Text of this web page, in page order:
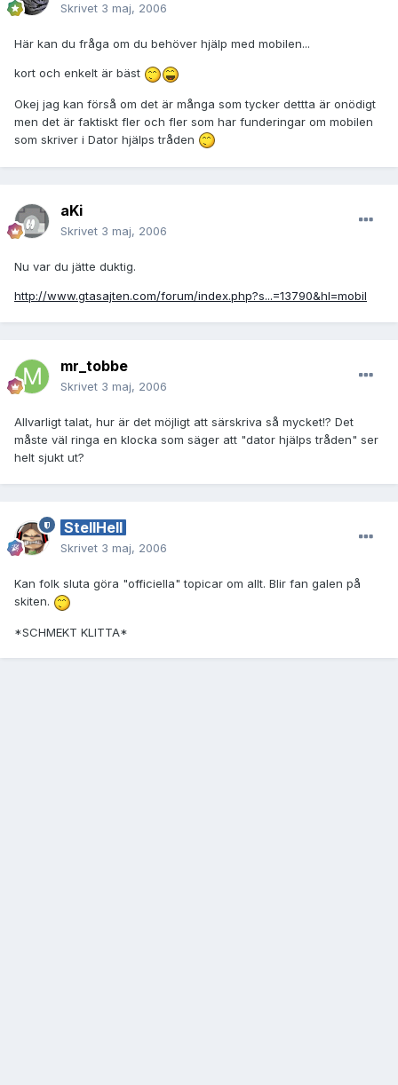
Skrivet 3 maj, 2006
Här kan du fråga om du behöver hjälp med mobilen...
kort och enkelt är bäst
Okej jag kan förså om det är många som tycker dettta är onödigt
men det är faktiskt fler och fler som har funderingar om mobilen
som skriver i Dator hjälps tråden
aKi
Skrivet 3 maj, 2006
Nu var du jätte duktig.
http://www.gtasajten.com/forum/index.php?s...=13790&hl=mobil
mr_tobbe
Skrivet 3 maj, 2006
Allvarligt talat, hur är det möjligt att särskriva så mycket!? Det
måste väl ringa en klocka som säger att "dator hjälps tråden" ser
helt sjukt ut?
StellHell
Skrivet 3 maj, 2006
Kan folk sluta göra "officiella" topicar om allt. Blir fan galen på
skiten.
*SCHMEKT KLITTA*